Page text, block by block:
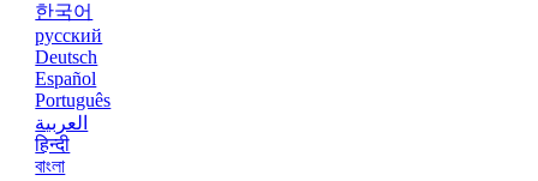
한국어
русский
Deutsch
Español
Português
العربية
हिन्दी
বাংলা